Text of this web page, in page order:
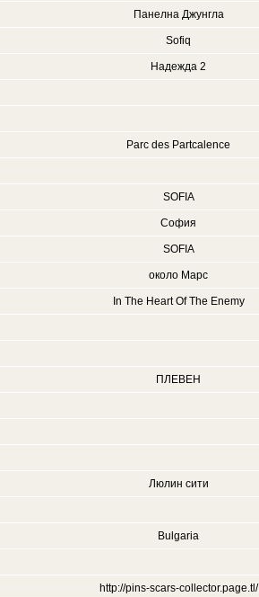
Панелна Джунгла
Sofiq
Надежда 2
Parc des Partcalence
SOFIA
София
SOFIA
около Марс
In The Heart Of The Enemy
ПЛЕВЕН
Люлин сити
Bulgaria
http://pins-scars-collector.page.tl/